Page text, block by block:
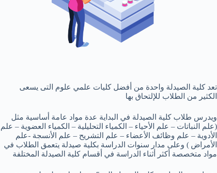
تعد كلية الصيدلة واحدة من أفضل كليات علمي علوم التى يسعى
الكثير من الطلاب للإلتحاق بها
ويدرس طلاب كلية الصيدلة في البداية عدة مواد عامة أساسية مثل
(علم النباتات – علم الأحياء – الكمياء التحليلية – الكمياء العضوية – علم
الأدوية – علم وظائف الأعضاء – علم التشريح – علم الأنسجة -علم
الأمراض ) وعلى مدار سنوات الدراسة بكلية صيدلة يتعمق الطلاب في
مواد متخصصة أكثر أثناء الدراسة في أقسام كلية الصيدلة المختلفة